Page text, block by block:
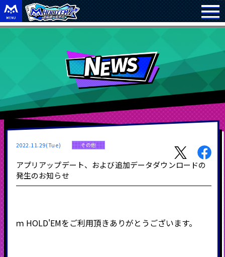
2022.11.29(Tue) その他
アプリアップデート、および追加データダウンロードの
発生のお知らせ
ｍ HOLD'EMをご利用頂きありがとうございます。